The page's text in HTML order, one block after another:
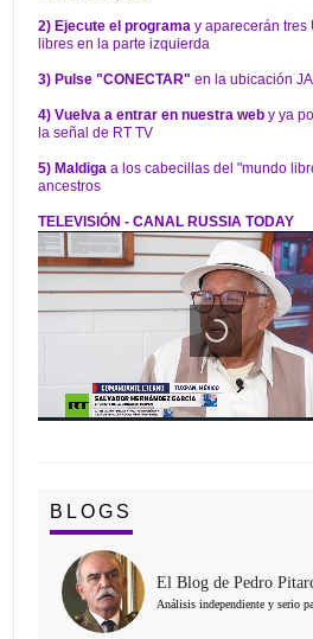
2) Ejecute el programa y aparecerán tres
libres en la parte izquierda
3) Pulse "CONECTAR" en la ubicación
4) Vuelva a entrar en nuestra web y ya
la señal de RT TV
5) Maldiga a los cabecillas del "mundo
ancestros
TELEVISIÓN - CANAL RUSSIA TODAY
BLOGS
El Blog de Pedro
Análisis independiente y serio